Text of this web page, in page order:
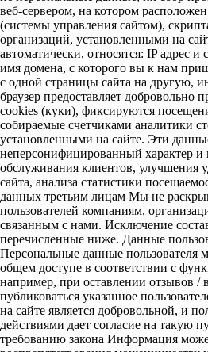
веб-сервером, на котором
(системы управления сайтом),
организаций, установленными на
автоматически, относятся: IP адрес и
имя домена, с которого вы к нам
с одной страницы сайта на другую,
браузер предоставляет добровольно
cookies (куки), фиксируются
собираемые счетчиками аналитики
установленными на сайте. Эти
неперсонифицированный характер
обслуживания клиентов, улучшения
сайта, анализа статистики
данных третьим лицам Мы не
пользователей компаниям,
связанным с нами. Исключение
перечисленные ниже. Данные
Персональные данные пользователя
общем доступе в соответствии с
например, при оставлении отзывов /
публиковаться указанное
на сайте является добровольной, и
действиями дает согласие на такую
требованию закона Информация